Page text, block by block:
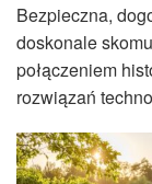
Bezpieczna,
doskonale
połączeniem
rozwiązań